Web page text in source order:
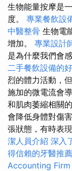
生物能量按摩是
度。 專業餐飲設
中醫整骨 生物電
增加。 專業設計
是為什麼我們會
二手餐飲設備的
烈的體力活動，
施加的微電流會
和肌肉萎縮相關
會降低身體對傷
張狀態，有時表
潔人員介紹 深入
得信賴的牙醫推薦
Accounting